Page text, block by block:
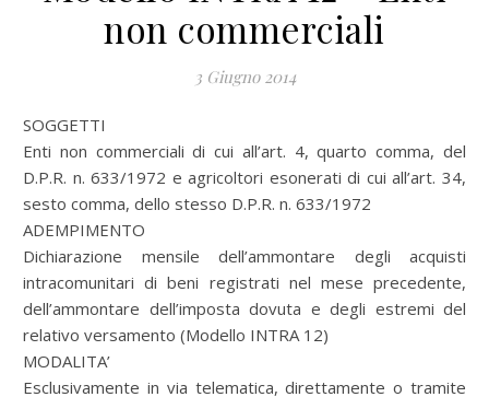
non commerciali
3 Giugno 2014
SOGGETTI
Enti non commerciali di cui all’art. 4, quarto comma, del
D.P.R. n. 633/1972 e agricoltori esonerati di cui all’art. 34,
sesto comma, dello stesso D.P.R. n. 633/1972
ADEMPIMENTO
Dichiarazione mensile dell’ammontare degli acquisti
intracomunitari di beni registrati nel mese precedente,
dell’ammontare dell’imposta dovuta e degli estremi del
relativo versamento (Modello INTRA 12)
MODALITA’
Esclusivamente in via telematica, direttamente o tramite